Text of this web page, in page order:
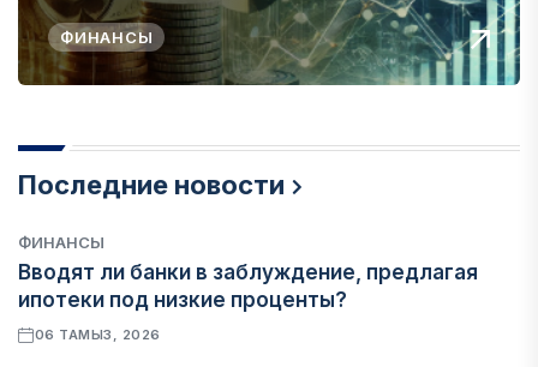
ФИНАНСЫ
Последние новости
ФИНАНСЫ
Вводят ли банки в заблуждение, предлагая
ипотеки под низкие проценты?
06 ТАМЫЗ, 2026